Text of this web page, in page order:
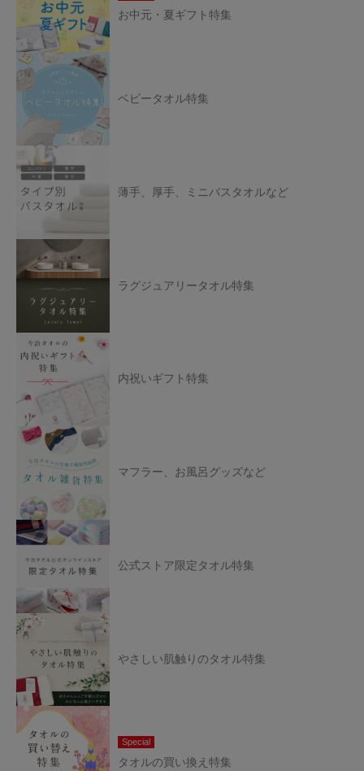
お中元・夏ギフト特集
ベビータオル特集
薄手、厚手、ミニバスタオルなど
ラグジュアリータオル特集
内祝いギフト特集
マフラー、お風呂グッズなど
公式ストア限定タオル特集
やさしい肌触りのタオル特集
Special
タオルの買い換え特集